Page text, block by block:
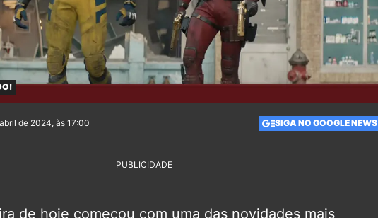
de 2024, às 17:00 SIGA NO GOOGLE NEWS
PUBLICIDADE
de hoje começou com uma das novidades mais